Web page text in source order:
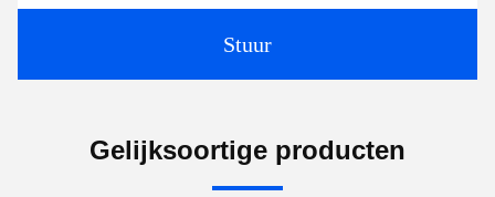
Stuur
Gelijksoortige producten